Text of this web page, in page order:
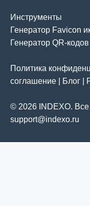
Инструменты
Генератор Favicon
Генератор QR-кодов
Политика
соглашение
Блог
© 2026 INDEXO.
support@indexo.ru